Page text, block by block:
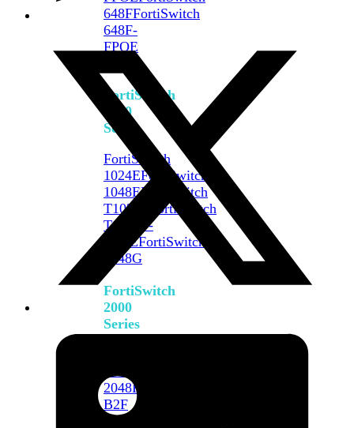
648FFortiSwitch
648F-
FPOE
FortiSwitch
1000
Series
FortiSwitch
1024EFortiSwitch
1048EFortiSwitch
T1024E
FortiSwitch
T1024F-
FPOEFortiSwitch
1048G
FortiSwitch
2000
Series
2048F-
B2F